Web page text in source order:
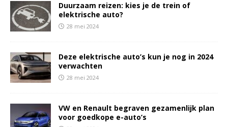
Duurzaam reizen: kies je de trein of
elektrische auto?
28 mei 2024
Deze elektrische auto’s kun je nog in 2024
verwachten
28 mei 2024
VW en Renault begraven gezamenlijk plan
voor goedkope e-auto’s